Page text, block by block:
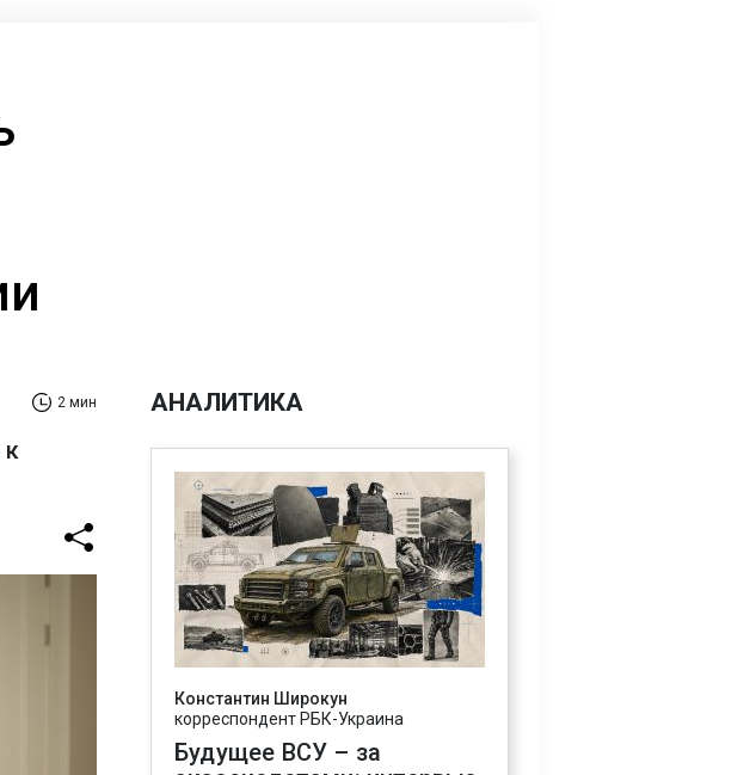
2 мин
к
АНАЛИТИКА
Константин Широкун
корреспондент РБК-Украина
Будущее ВСУ – за